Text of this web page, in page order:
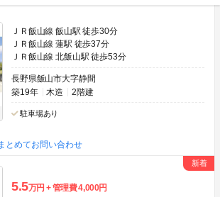
ＪＲ飯山線 飯山駅 徒歩30分
ＪＲ飯山線 蓮駅 徒歩37分
ＪＲ飯山線 北飯山駅 徒歩53分
長野県飯山市大字静間
築19年
木造 2階建
駐車場あり
とめてお問い合わせ
5.5万円 管理費4,000円